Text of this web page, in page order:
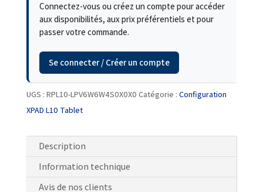
Connectez-vous ou créez un compte pour accéder
aux disponibilités, aux prix préférentiels et pour
passer votre commande.
Se connecter / Créer un compte
UGS : RPL10-LPV6W6W4S0X0X0 Catégorie : Configuration
XPAD L10 Tablet
Description
Information technique
Avis de nos clients